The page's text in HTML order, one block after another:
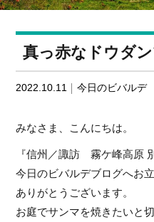
真っ赤なドウダ
2022.10.11 今日のビバルデ
みなさま、こんにちは。
『信州／諏訪 霧ケ峰高原
今日のビバルデブログへお
ありがとうございます。
お庭でサンマを焼きたいと